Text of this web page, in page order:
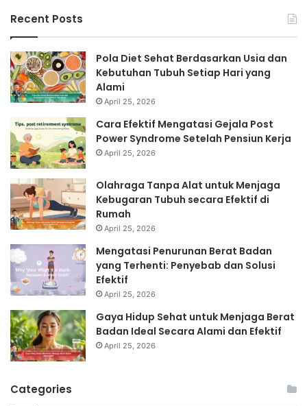
Recent Posts
Pola Diet Sehat Berdasarkan Usia dan
Kebutuhan Tubuh Setiap Hari yang
Alami
April 25, 2026
Cara Efektif Mengatasi Gejala Post
Power Syndrome Setelah Pensiun Kerja
April 25, 2026
Olahraga Tanpa Alat untuk Menjaga
Kebugaran Tubuh secara Efektif di
Rumah
April 25, 2026
Mengatasi Penurunan Berat Badan
yang Terhenti: Penyebab dan Solusi
Efektif
April 25, 2026
Gaya Hidup Sehat untuk Menjaga Berat
Badan Ideal Secara Alami dan Efektif
April 25, 2026
Categories